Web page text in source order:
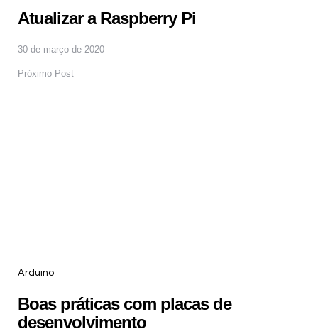
Atualizar a Raspberry Pi
30 de março de 2020
Próximo Post
Arduino
Boas práticas com placas de
desenvolvimento